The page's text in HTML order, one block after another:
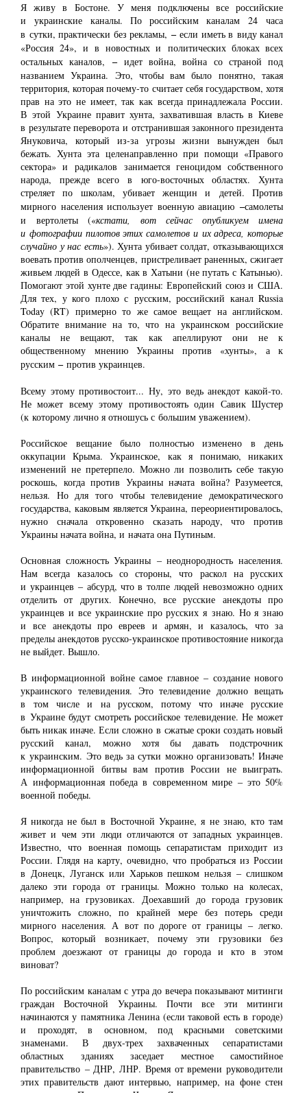
Я живу в Бостоне. У меня подключены все российские
и украинские каналы. По российским каналам 24 часа
в сутки, практически без рекламы, ‒ если иметь в виду канал
«Россия 24», и в новостных и политических блоках всех
остальных каналов, ‒ идет война, война со страной под
названием Украина. Это, чтобы вам было понятно, такая
территория, которая почему-то считает себя государством, хотя
прав на это не имеет, так как всегда принадлежала России.
В этой Украине правит хунта, захватившая власть в Киеве
в результате переворота и отстранившая законного президента
Януковича, который из-за угрозы жизни вынужден был
бежать. Хунта эта целенаправленно при помощи «Правого
сектора» и радикалов занимается геноцидом собственного
народа, прежде всего в юго-восточных областях. Хунта
стреляет по школам, убивает женщин и детей. Против
мирного населения использует военную авиацию ‒самолеты
и вертолеты («кстати, вот сейчас опубликуем имена
и фотографии пилотов этих самолетов и их адреса, которые
случайно у нас есть»). Хунта убивает солдат, отказывающихся
воевать против ополченцев, пристреливает раненных, сжигает
живьем людей в Одессе, как в Хатыни (не путать с Катынью).
Помогают этой хунте две гадины: Европейский союз и США.
Для тех, у кого плохо с русским, российский канал Russia
Today (RT) примерно то же самое вещает на английском.
Обратите внимание на то, что на украинском российские
каналы не вещают, так как апеллируют они не к
общественному мнению Украины против «хунты», а к
русским ‒ против украинцев.
Всему этому противостоит... Ну, это ведь анекдот какой-то.
Не может всему этому противостоять один Савик Шустер
(к которому лично я отношусь с большим уважением).
Российское вещание было полностью изменено в день
оккупации Крыма. Украинское, как я понимаю, никаких
изменений не претерпело. Можно ли позволить себе такую
роскошь, когда против Украины начата война? Разумеется,
нельзя. Но для того чтобы телевидение демократического
государства, каковым является Украина, переориентировалось,
нужно сначала откровенно сказать народу, что против
Украины начата война, и начата она Путиным.
Основная сложность Украины ‒ неоднородность населения.
Нам всегда казалось со стороны, что раскол на русских
и украинцев ‒ абсурд, что в толпе людей невозможно одних
отделить от других. Конечно, все русские анекдоты про
украинцев и все украинские про русских я знаю. Но я знаю
и все анекдоты про евреев и армян, и казалось, что за
пределы анекдотов русско-украинское противостояние никогда
не выйдет. Вышло.
В информационной войне самое главное ‒ создание нового
украинского телевидения. Это телевидение должно вещать
в том числе и на русском, потому что иначе русские
в Украине будут смотреть российское телевидение. Не может
быть никак иначе. Если сложно в сжатые сроки создать новый
русский канал, можно хотя бы давать подстрочник
к украинским. Это ведь за сутки можно организовать! Иначе
информационной битвы вам против России не выиграть.
А информационная победа в современном мире ‒ это 50%
военной победы.
Я никогда не был в Восточной Украине, я не знаю, кто там
живет и чем эти люди отличаются от западных украинцев.
Известно, что военная помощь сепаратистам приходит из
России. Глядя на карту, очевидно, что пробраться из России
в Донецк, Луганск или Харьков пешком нельзя ‒ слишком
далеко эти города от границы. Можно только на колесах,
например, на грузовиках. Доехавший до города грузовик
уничтожить сложно, по крайней мере без потерь среди
мирного населения. А вот по дороге от границы ‒ легко.
Вопрос, который возникает, почему эти грузовики без
проблем доезжают от границы до города и кто в этом
виноват?
По российским каналам с утра до вечера показывают митинги
граждан Восточной Украины. Почти все эти митинги
начинаются у памятника Ленина (если таковой есть в городе)
и проходят, в основном, под красными советскими
знаменами. В двух-трех захваченных сепаратистами
областных зданиях заседает местное самостийное
правительство ‒ ДНР, ЛНР. Время от времени руководители
этих правительств дают интервью, например, на фоне стен